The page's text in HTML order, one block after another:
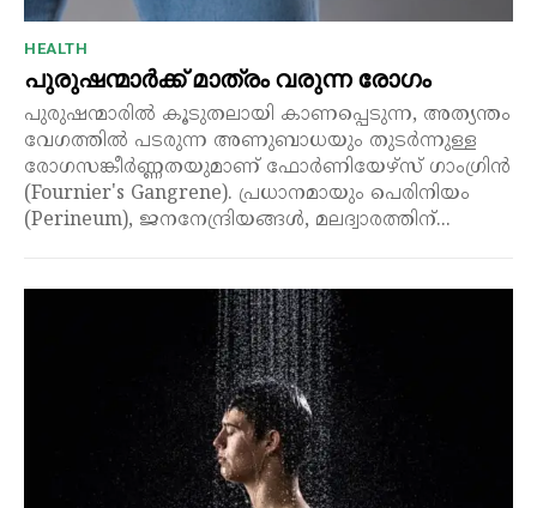
HEALTH
പുരുഷന്മാർക്ക് മാത്രം വരുന്ന രോഗം
പുരുഷന്മാരിൽ കൂടുതലായി കാണപ്പെടുന്ന, അത്യന്തം
വേഗത്തിൽ പടരുന്ന അണുബാധയും തുടർന്നുള്ള
രോഗസങ്കീർണ്ണതയുമാണ് ഫോർണിയേഴ്സ് ഗാംഗ്രിൻ
(Fournier's Gangrene). പ്രധാനമായും പെരിനിയം
(Perineum), ജനനേന്ദ്രിയങ്ങൾ, മലദ്വാരത്തിന്...